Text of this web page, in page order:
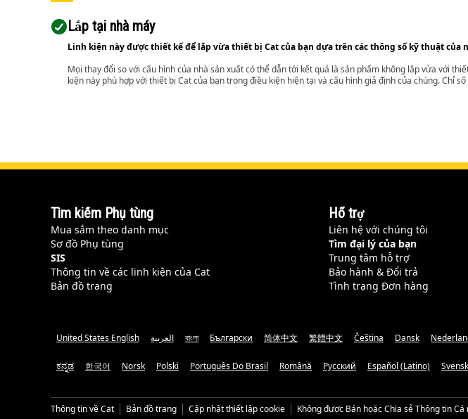
Lắp tại nhà máy
Linh kiện này được thiết kế để lắp vừa thiết bị Cat của bạn dựa trên các thông số kỹ thuật của
Mọi thay đổi so với cấu hình của nhà sản xuất có thể dẫn tới kết quả là sản phẩm không lắp vừa với
kiện này phù hợp với thiết bị Cat của bạn trong điều kiện hiện tại và cấu hình giả định của chúng. Chỉ
Tìm kiếm Phụ tùng
Mua sắm theo danh mục
Sơ đồ Phụ tùng
SIS
Thông tin về các linh kiện của Cat
Bản đồ trang
Hỗ trợ
Liên hệ với chúng tôi
Tìm đại lý của bạn
Trung tâm hỗ trợ
Bảo hành & Đổi trả
Tình trạng Đơn hàng
United States English العربية বাংলা Български 简体中文 繁體中文 Čeština Dansk
ಕನ್ನಡ 한국어 Norsk Polski Português Do Brasil Română Русский Español (Latino)
Thông tin về Cat Bản đồ trang Cập nhật thiết lập cookie Không được Bán hoặc Chia sẻ Thông tin Cá